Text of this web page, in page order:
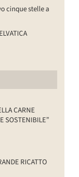
cinque stelle a
CARNE
SOSTENIBILE”
RICATTO